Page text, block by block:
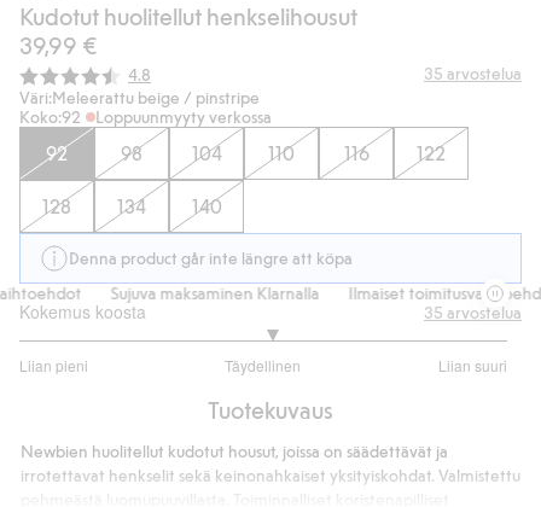
Kudotut huolitellut henkselihousut
39,99 €
Keskimääräinen luokitus:
4.8 35 arvostelua
Väri:Meleerattu beige / pinstripe
Koko:92 Loppuunmyyty verkossa
92 98 104 110 116 122
128 134 140
Denna product går inte längre att köpa
Sujuva maksaminen Klarnalla Ilmaiset
Kokemus koosta
Liian pieni Täydellinen Liian suuri
/
ääneen
35 arvostelua
Tuotekuvaus
Newbien huolitellut kudotut housut, joissa on säädettävät ja
irrotettavat henkselit sekä keinonahkaiset yksityiskohdat. Valmistettu